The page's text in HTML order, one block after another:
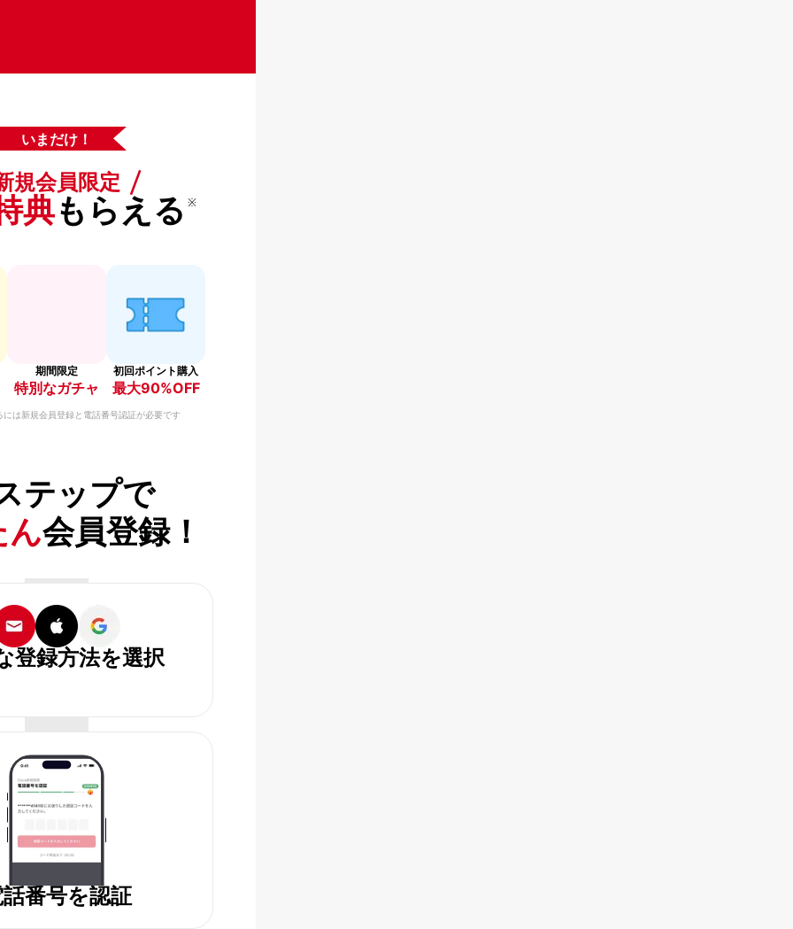
いまだけ！
規会員限定
※
典もらえる
期間限定
特別なガチャ
初回ポイント購入
最大90%OFF
は新規会員登録と電話番号認証が必要です
テップで
ん会員登録！
登録方法を選択
番号を認証